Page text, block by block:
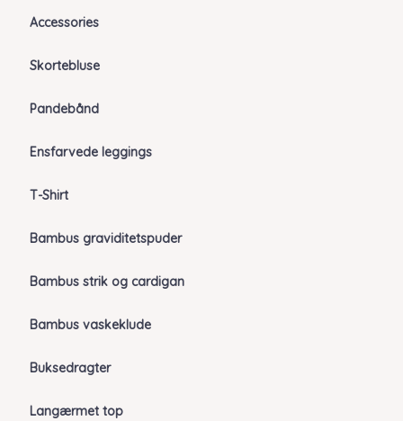
Accessories
Skortebluse
Pandebånd
Ensfarvede leggings
T-Shirt
Bambus graviditetspuder
Bambus strik og cardigan
Bambus vaskeklude
Buksedragter
Langærmet top